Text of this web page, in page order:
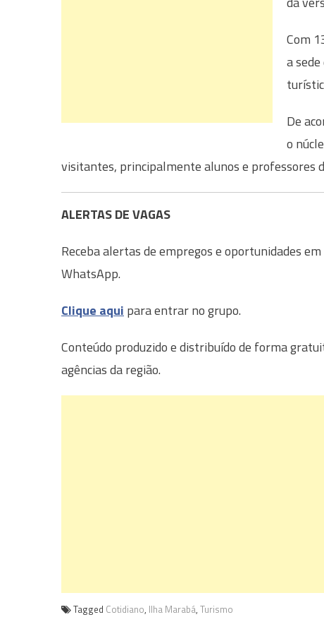
Com
a
De
o
visitantes, principalmente alunos e professores
ALERTAS DE VAGAS
Receba alertas de empregos e oportunidades
WhatsApp.
Clique aqui para entrar no grupo.
Conteúdo produzido e distribuído de forma
agências da região.
Tagged Cotidiano, Ilha Marabá, Turismo